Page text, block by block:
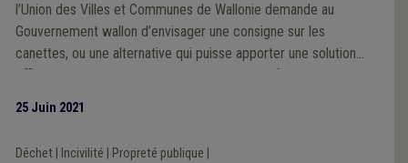
l’Union des Villes et Communes de Wallonie demande au
Gouvernement wallon d’envisager une consigne sur les
canettes, ou une alternative qui puisse apporter une solution
25 Juin 2021
Déchet| Incivilité Propreté publique